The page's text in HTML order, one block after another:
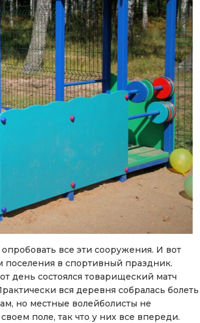
все эти сооружения. И вот
в спортивный праздник.
день состоялся товарищеский матч
вся деревня собралась болеть
но местные волейболисты не
поле, так что у них все впереди.